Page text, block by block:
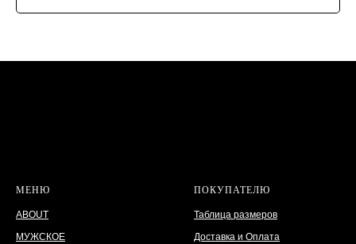
МЕНЮ
ABOUT
МУЖСКОЕ
ПОКУПАТЕЛЮ
Таблица размеров
Доставка и Оплата